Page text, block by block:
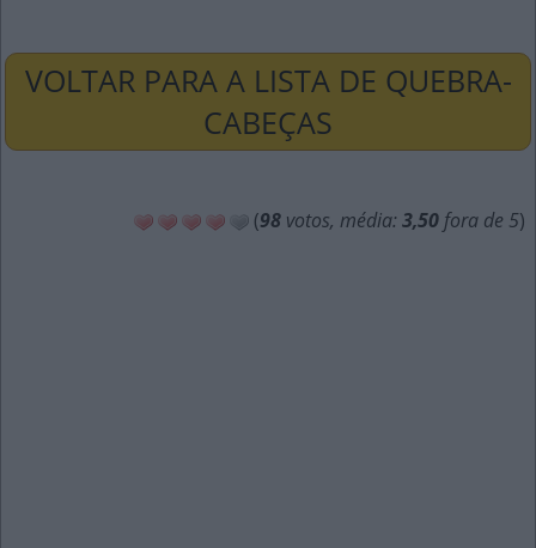
VOLTAR PARA A LISTA DE QUEBRA-
CABEÇAS
(98 votos, média: 3,50 fora de 5)